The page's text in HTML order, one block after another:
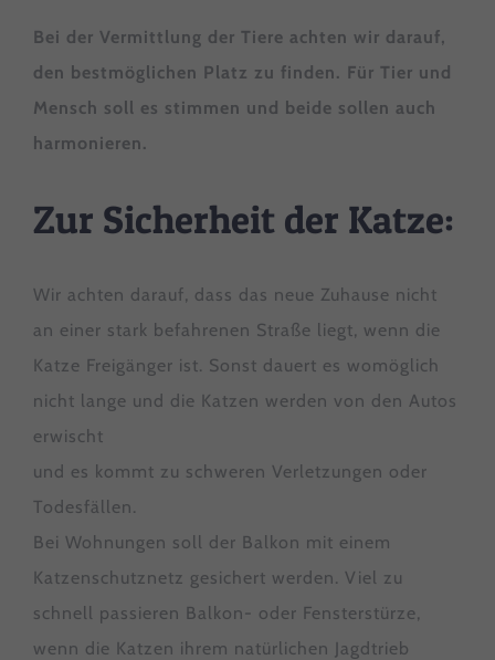
Bei der Vermittlung der Tiere achten wir darauf,
den bestmöglichen Platz zu finden. Für Tier und
Mensch soll es stimmen und beide sollen auch
harmonieren.
Zur Sicherheit der Katze:
Wir achten darauf, dass das neue Zuhause nicht
an einer stark befahrenen Straße liegt, wenn die
Katze Freigänger ist. Sonst dauert es womöglich
nicht lange und die Katzen werden von den Autos
erwischt
und es kommt zu schweren Verletzungen oder
Todesfällen.
Bei Wohnungen soll der Balkon mit einem
Katzenschutznetz gesichert werden. Viel zu
schnell passieren Balkon- oder Fensterstürze,
wenn die Katzen ihrem natürlichen Jagdtrieb